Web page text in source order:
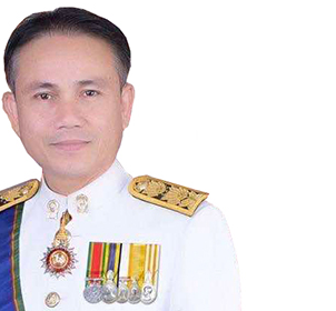
ผู้อำนวยการ
โรงเรียนจักรคำ
คณาทร จังหวัด
ลำพูน